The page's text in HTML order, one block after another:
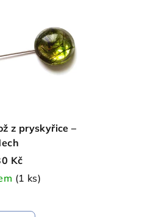
z pryskyřice –
Kč
(1 ks)